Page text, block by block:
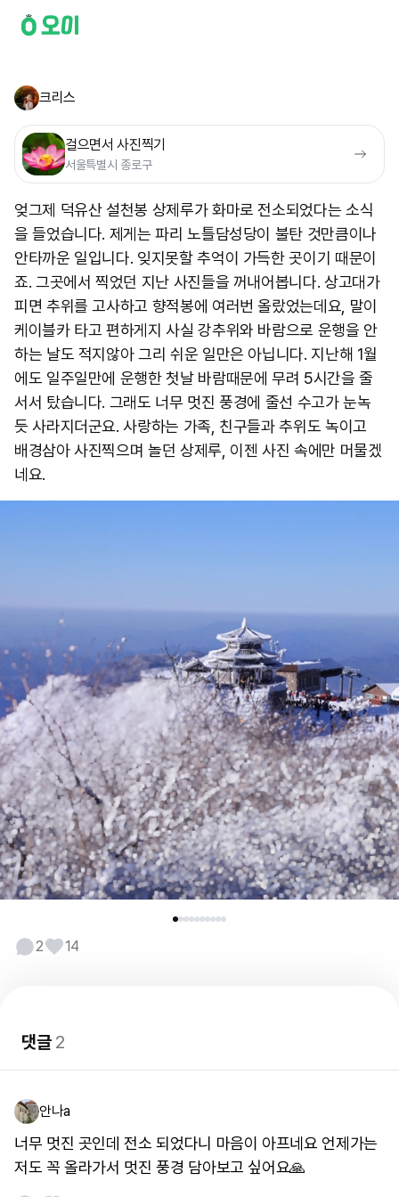
크리스
걸으면서 사진찍기
서울특별시 종로구
엊그제 덕유산 설천봉 상제루가 화마로 전소되었다는 소식
을 들었습니다. 제게는 파리 노틀담성당이 불탄 것만큼이나
안타까운 일입니다. 잊지못할 추억이 가득한 곳이기 때문이
죠. 그곳에서 찍었던 지난 사진들을 꺼내어봅니다. 상고대가
피면 추위를 고사하고 향적봉에 여러번 올랐었는데요, 말이
케이블카 타고 편하게지 사실 강추위와 바람으로 운행을 안
하는 날도 적지않아 그리 쉬운 일만은 아닙니다. 지난해 1월
에도 일주일만에 운행한 첫날 바람때문에 무려 5시간을 줄
서서 탔습니다. 그래도 너무 멋진 풍경에 줄선 수고가 눈녹
듯 사라지더군요. 사랑하는 가족, 친구들과 추위도 녹이고
배경삼아 사진찍으며 놀던 상제루, 이젠 사진 속에만 머물겠
네요.
2 14
댓글2
안나a
너무 멋진 곳인데 전소 되었다니 마음이 아프네요 언제가는
저도 꼭 올라가서 멋진 풍경 담아보고 싶어요🙏